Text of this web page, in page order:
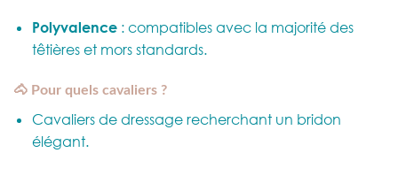
Polyvalence: compatibles avec la majorité des
têtières et mors standards.
🐴 Pour quels cavaliers ?
Cavaliers de dressage recherchant un bridon
élégant.